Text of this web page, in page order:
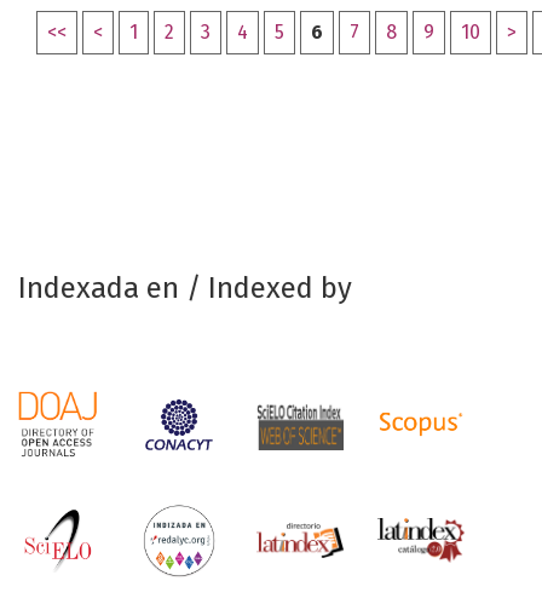
<< < 1 2 3 4 5 6 7 8 9 10 >
Indexada en / Indexed by